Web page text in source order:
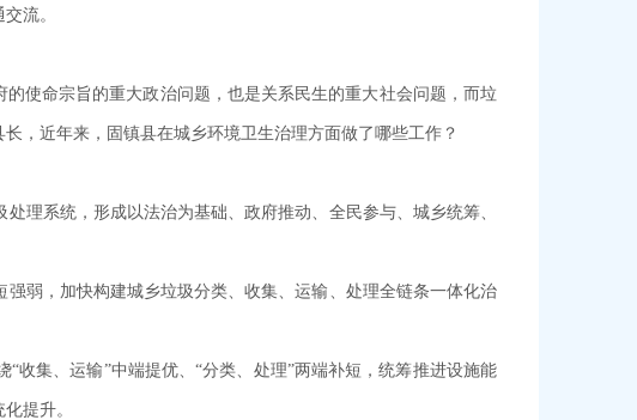
流。
使命宗旨的重大政治问题，也是关系民生的重大社会问题，而垃
，近年来，固镇县在城乡环境卫生治理方面做了哪些工作？
理系统，形成以法治为基础、政府推动、全民参与、城乡统筹、
弱，加快构建城乡垃圾分类、收集、运输、处理全链条一体化治
收集、运输”中端提优、“分类、处理”两端补短，统筹推进设施能
提升。